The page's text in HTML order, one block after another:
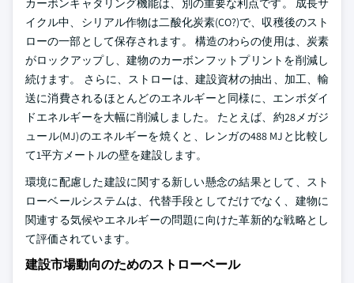
カーボンキャタリング機能は、別の重要な利点です。 成長サ
イクル中、シリアル作物は二酸化炭素(CO?)で、収穫後のスト
ローの一部として保存されます。 構造のわらの使用は、炭素
がロックアップし、建物のカーボンフットプリントを削減し
続けます。 さらに、ストローは、建設資材の抽出、加工、輸
送に消費されるほとんどのエネルギーと同様に、エンボダイ
ドエネルギーを大幅に削減しました。 たとえば、約28メガジ
ュール(MJ)のエネルギーを焼くと、レンガの488 MJと比較し
て1平方メートルの壁を建設します。
環境に配慮した建設に関する新しい懸念の結果として、スト
ローベールシステムは、代替手段としてだけでなく、建物に
関連する気候やエネルギーの問題に向けた革新的な戦略とし
て評価されています。
建設市場動向のためのストローベール